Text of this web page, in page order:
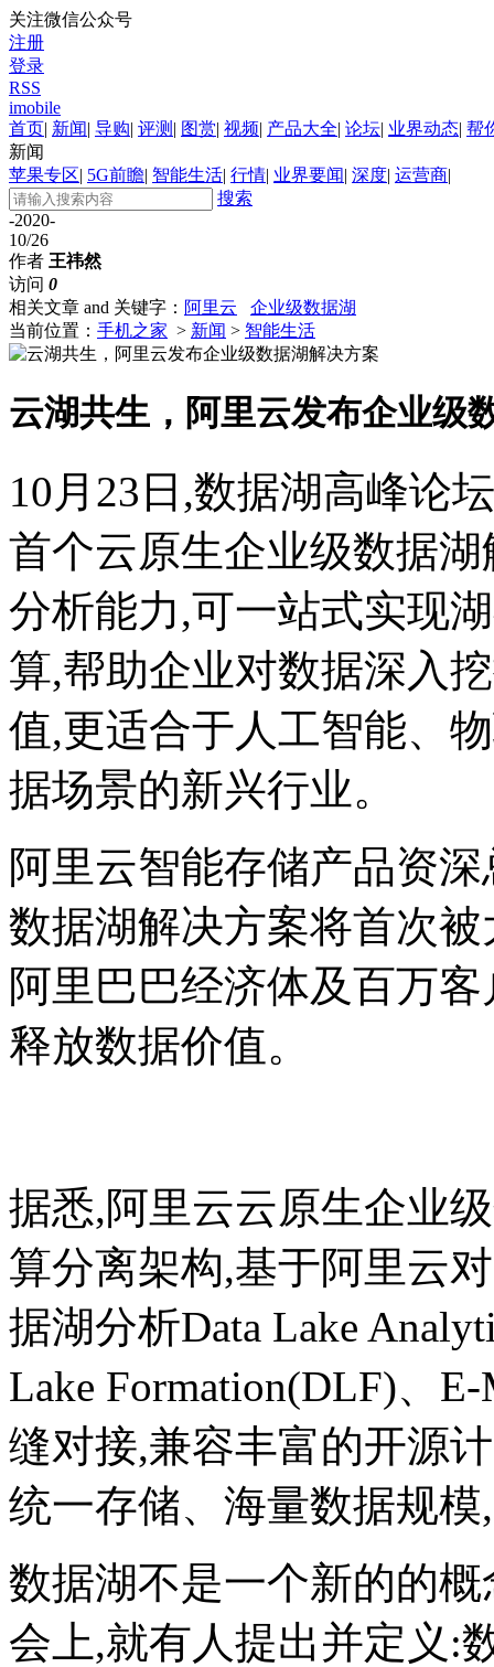
关注微信公众号
注册
登录
RSS
imobile
首页| 新闻| 导购| 评测 | 图赏| 视频| 产品大全| 论坛| 业界动态| 帮
新闻
苹果专区| 5G前瞻| 智能生活| 行情| 业界要闻| 深度| 运营商|
搜索
-2020-
10/26
作者 王祎然
访问 0
相关文章 and 关键字： 阿里云
企业级数据湖
当前位置： 手机之家 > 新闻 > 智能生活
云湖共生，阿里云发布企业级
10月23日,数据湖高峰论
首个云原生企业级数据
分析能力,可一站式实现
算,帮助企业对数据深入
值,更适合于人工智能、
据场景的新兴行业。
阿里云智能存储产品资
数据湖解决方案将首次
阿里巴巴经济体及百万
释放数据价值。
据悉,阿里云云原生企业
算分离架构,基于阿里云
据湖分析Data Lake
Lake Formation(DLF)、
缝对接,兼容丰富的开源
统一存储、海量数据规
数据湖不是一个新的的
会上,就有人提出并定义: